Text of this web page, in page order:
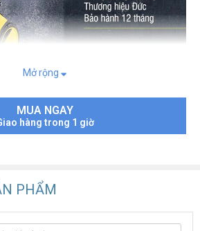
K5 EUsở hữu công suất 2100W, với
cho luồng phun xịt mạnh mẽ có thể làm
bám đầy bùn bẩn chỉ trong vòng 1 phút.
là 1 chiếc máy xịt rửa khá tiết kiệm điện
tiêu tốn khoảng 460 lít/giờ (
Mở rộng
MUA NGAY
hàng trong 1 giờ
PHẨM